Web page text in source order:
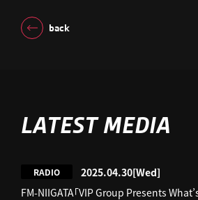
back
LATEST MEDIA
RADIO 2025.04.30[Wed]
FM-NIIGATA「VIP Group Presents